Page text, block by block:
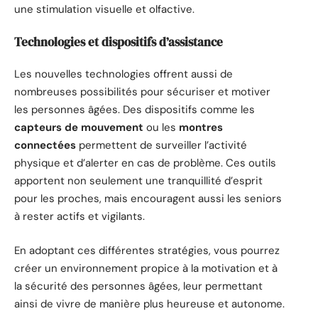
une stimulation visuelle et olfactive.
Technologies et dispositifs d’assistance
Les nouvelles technologies offrent aussi de
nombreuses possibilités pour sécuriser et motiver
les personnes âgées. Des dispositifs comme les
capteurs de mouvement ou les montres
connectées permettent de surveiller l’activité
physique et d’alerter en cas de problème. Ces outils
apportent non seulement une tranquillité d’esprit
pour les proches, mais encouragent aussi les seniors
à rester actifs et vigilants.
En adoptant ces différentes stratégies, vous pourrez
créer un environnement propice à la motivation et à
la sécurité des personnes âgées, leur permettant
ainsi de vivre de manière plus heureuse et autonome.